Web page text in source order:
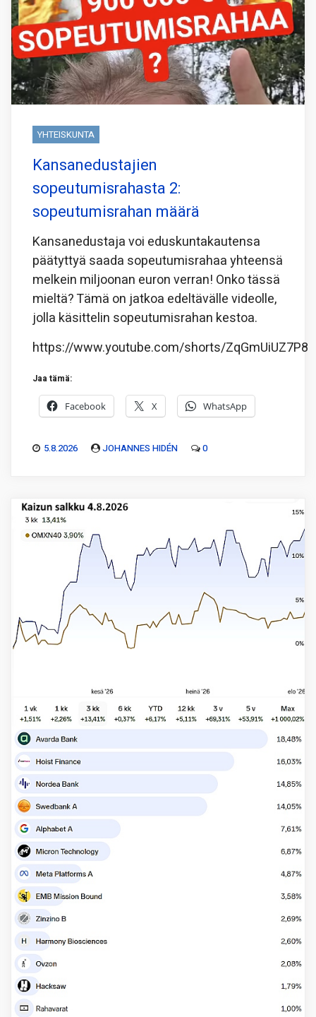
YHTEISKUNTA
Kansanedustajien
sopeutumisrahasta 2:
sopeutumisrahan määrä
Kansanedustaja voi eduskuntakautensa
päätyttyä saada sopeutumisrahaa yhteensä
melkein miljoonan euron verran! Onko tässä
mieltä? Tämä on jatkoa edeltävälle videolle,
jolla käsittelin sopeutumisrahan kestoa.
https://www.youtube.com/shorts/ZqGmUiUZ7P8
Jaa tämä:
Facebook X WhatsApp
5.8.2026 JOHANNES HIDÉN 0